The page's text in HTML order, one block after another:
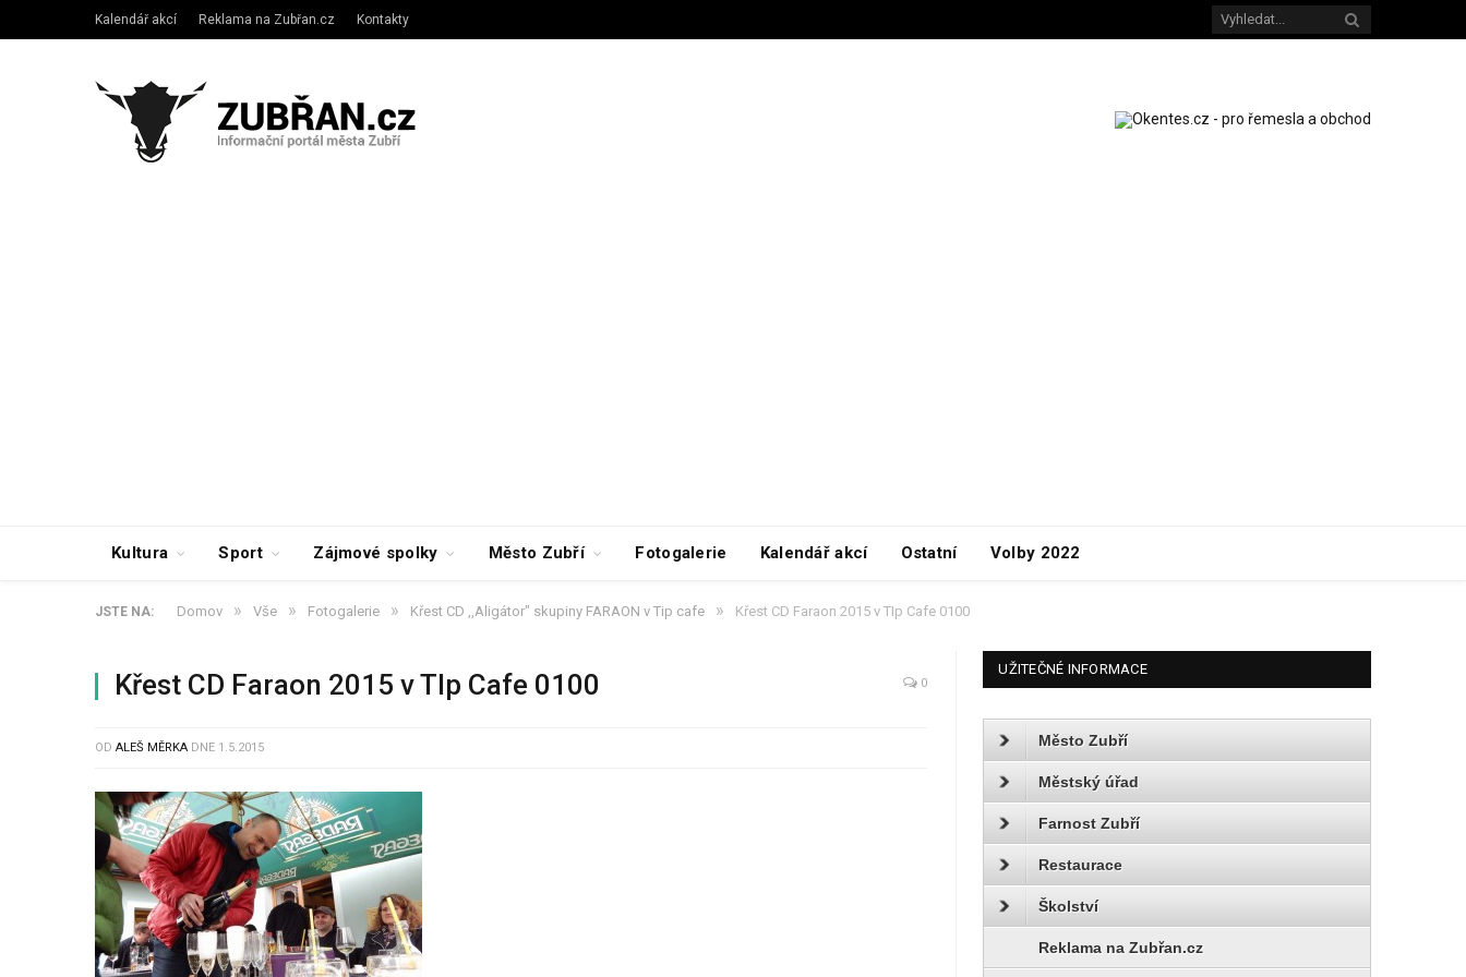
Kalendář akcí Reklama na Zubřan.cz Kontakty
Kultura Sport Zájmové spolky Město Zubří Fotogalerie Kalendář akcí Ostatní Volby 2022
JSTE NA: Domov » Vše » Fotogalerie » Křest CD ,,Aligátor" skupiny FARAON v Tip cafe » Křest CD Faraon 2015 v TIp Cafe 0100
Křest CD Faraon 2015 v TIp Cafe 0100 0
OD ALEŠ MĚRKA DNE 1.5.2015
UŽITEČNÉ INFORMACE
Město Zubří
Městský úřad
Farnost Zubří
Restaurace
Školství
Reklama na Zubřan.cz